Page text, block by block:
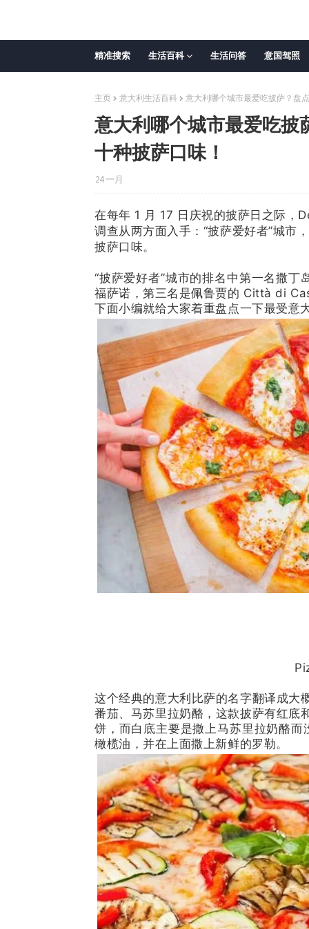
精准搜索 生活百科 生活问答 意国驾照
主页 意大利生活百科 意大利哪个城市最爱吃披萨？盘
意大利哪个城市最爱吃披
十种披萨口味！
24 一月
在每年 1 月 17 日庆祝的披萨日之际，
调查从两方面入手：“披萨爱好者”城市
披萨口味。
“披萨爱好者”城市的排名中第一名撒
福萨诺，第三名是佩鲁贾的 Città di
下面小编就给大家着重盘点一下最受意
这个经典的意大利比萨的名字翻译成大
番茄、马苏里拉奶酪，这款披萨有红底
饼，而白底主要是撒上马苏里拉奶酪
橄榄油，并在上面撒上新鲜的罗勒。